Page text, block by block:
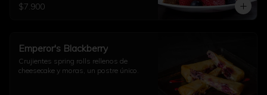
$7.900
Emperor's Blackberry
Crujientes spring rolls rellenos de
cheesecake y moras, un postre único.